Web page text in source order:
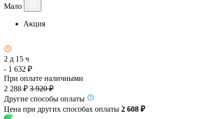
Мало
Акция
2 д 15 ч
- 1 632 ₽
При оплате наличными
2 288 ₽ 3 920 ₽
Другие способы оплаты
Цена при других способах оплаты 2 608 ₽